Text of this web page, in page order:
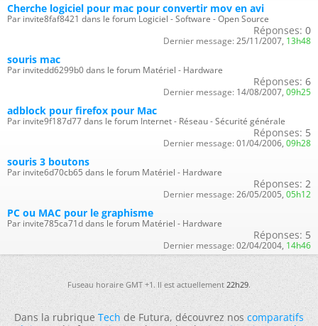
Cherche logiciel pour mac pour convertir mov en avi
Par invite8faf8421 dans le forum Logiciel - Software - Open Source
Réponses: 0
Dernier message: 25/11/2007, 13h48
souris mac
Par invitedd6299b0 dans le forum Matériel - Hardware
Réponses: 6
Dernier message: 14/08/2007, 09h25
adblock pour firefox pour Mac
Par invite9f187d77 dans le forum Internet - Réseau - Sécurité générale
Réponses: 5
Dernier message: 01/04/2006, 09h28
souris 3 boutons
Par invite6d70cb65 dans le forum Matériel - Hardware
Réponses: 2
Dernier message: 26/05/2005, 05h12
PC ou MAC pour le graphisme
Par invite785ca71d dans le forum Matériel - Hardware
Réponses: 5
Dernier message: 02/04/2004, 14h46
Fuseau horaire GMT +1. Il est actuellement22h29.
Dans la rubriqueTechde Futura, découvrez noscomparatifs